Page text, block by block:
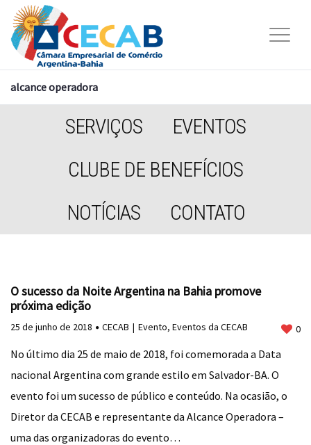
alcance operadora
SERVIÇOS
EVENTOS
CLUBE DE BENEFÍCIOS
NOTÍCIAS
CONTATO
O sucesso da Noite Argentina na Bahia promove
próxima edição
25 de junho de 2018 CECAB Evento, Eventos da CECAB 0
No último dia 25 de maio de 2018, foi comemorada a Data
nacional Argentina com grande estilo em Salvador-BA. O
evento foi um sucesso de público e conteúdo. Na ocasião, o
Diretor da CECAB e representante da Alcance Operadora –
uma das organizadoras do evento…